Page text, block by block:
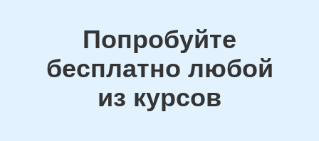
Попробуйте
бесплатно любой
из курсов